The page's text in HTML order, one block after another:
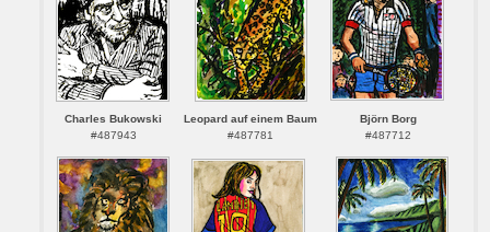
Charles Bukowski
#487943
Leopard auf einem Baum
#487781
Björn Borg
#487712